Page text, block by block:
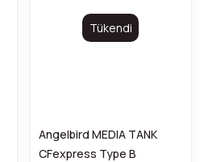
Tükendi
Angelbird MEDIA TANK
CFexpress Type B